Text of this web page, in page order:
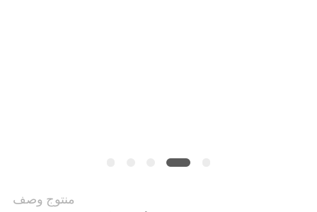
منتوج وصف